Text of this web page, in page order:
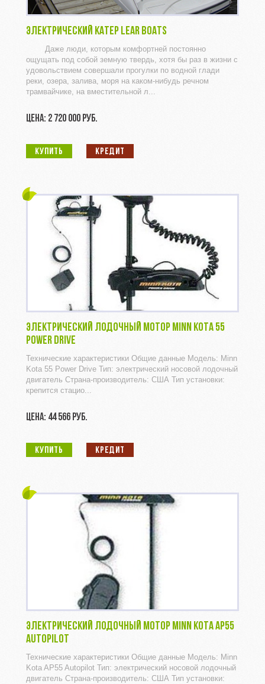
ЭЛЕКТРИЧЕСКИЙ КАТЕР LEAR BOATS
Даже люди, которым комфортней постоянно
ощущать под собой земную твердь, хотя бы раз в жизни с
удовольствием совершали прогулки по водной глади
реки, озера, залива, моря на каком-нибудь речном
трамвайчике, на вместительной л...
ЦЕНА: 2 720 000 РУБ.
КУПИТЬ КРЕДИТ
ЭЛЕКТРИЧЕСКИЙ ЛОДОЧНЫЙ МОТОР MINN KOTA 55
POWER DRIVE
Технические характеристики Общие данные Модель: Minn
Kota 55 Power Drive Тип: электрический носовой лодочный
двигатель Страна-производитель: США Тип установки:
крепится стацио...
ЦЕНА: 44 566 РУБ.
КУПИТЬ КРЕДИТ
ЭЛЕКТРИЧЕСКИЙ ЛОДОЧНЫЙ МОТОР MINN KOTA AP55
AUTOPILOT
Технические характеристики Общие данные Модель: Minn
Kota AP55 Autopilot Тип: электрический носовой лодочный
двигатель Страна-производитель: США Тип установки: